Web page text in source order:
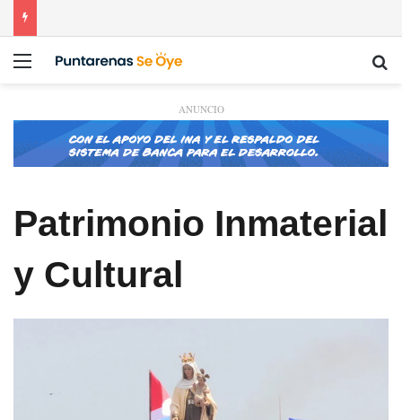
Menú
ANUNCIO
Patrimonio Inmaterial
y Cultural